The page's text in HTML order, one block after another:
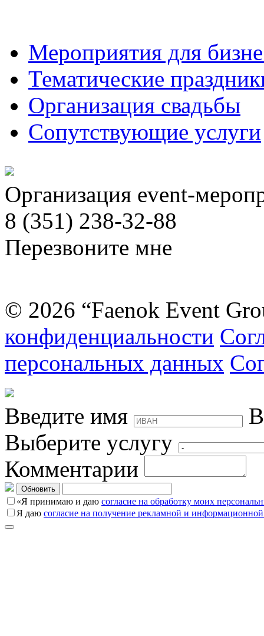
Мероприятия для
Тематические
Организация свадьбы
Сопутствующие услуги
Организация event-
8 (351) 238-32-88
Перезвоните мне
© 2026 “Faenok Event
конфиденциальности
персональных данных
Введите имя
Выберите услугу
Комментарии
Обновить
«Я принимаю и даю согласие на обработку моих
Я даю согласие на получение рекламной и